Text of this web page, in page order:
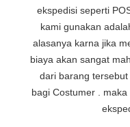
ekspedisi seperti
kami gunakan
alasanya karna jika
biaya akan sangat
dari barang
bagi Costumer .